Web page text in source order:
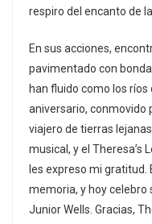
respiro del encanto de
En sus acciones,
pavimentado con
han fluido como los
aniversario, conmovido
viajero de tierras
musical, y el Theresa’s
les expreso mi gratitud.
memoria, y hoy celebro
Junior Wells. Gracias,